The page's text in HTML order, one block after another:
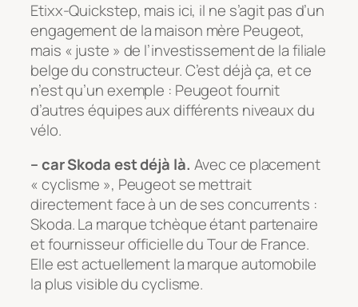
Etixx-Quickstep, mais ici, il ne s’agit pas d’un
engagement de la maison mère Peugeot,
mais « juste » de l’investissement de la filiale
belge du constructeur. C’est déjà ça, et ce
n’est qu’un exemple : Peugeot fournit
d’autres équipes aux différents niveaux du
vélo.
– car Skoda est déjà là. Avec ce placement
« cyclisme », Peugeot se mettrait
directement face à un de ses concurrents :
Skoda. La marque tchèque étant partenaire
et fournisseur officielle du Tour de France.
Elle est actuellement la marque automobile
la plus visible du cyclisme.